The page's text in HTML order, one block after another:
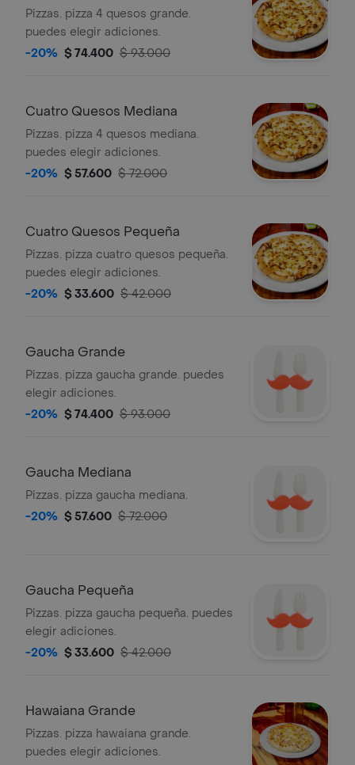
Pizzas. pizza 4 quesos grande.
puedes elegir adiciones.
-20% $ 74.400 $ 93.000
Cuatro Quesos Mediana
Pizzas. pizza 4 quesos mediana.
puedes elegir adiciones.
-20% $ 57.600 $ 72.000
Cuatro Quesos Pequeña
Pizzas. pizza cuatro quesos pequeña.
puedes elegir adiciones.
-20% $ 33.600 $ 42.000
Gaucha Grande
Pizzas. pizza gaucha grande. puedes
elegir adiciones.
-20% $ 74.400 $ 93.000
Gaucha Mediana
Pizzas. pizza gaucha mediana.
-20% $ 57.600 $ 72.000
Gaucha Pequeña
Pizzas. pizza gaucha pequeña. puedes
elegir adiciones.
-20% $ 33.600 $ 42.000
Hawaiana Grande
Pizzas. pizza hawaiana grande.
puedes elegir adiciones.